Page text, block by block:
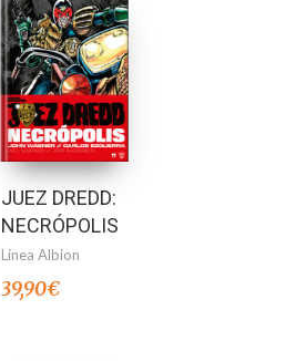
JUEZ DREDD:
NECRÓPOLIS
Línea Albion
39,90€